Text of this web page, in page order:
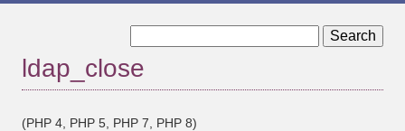
ldap_close
(PHP 4, PHP 5, PHP 7, PHP 8)